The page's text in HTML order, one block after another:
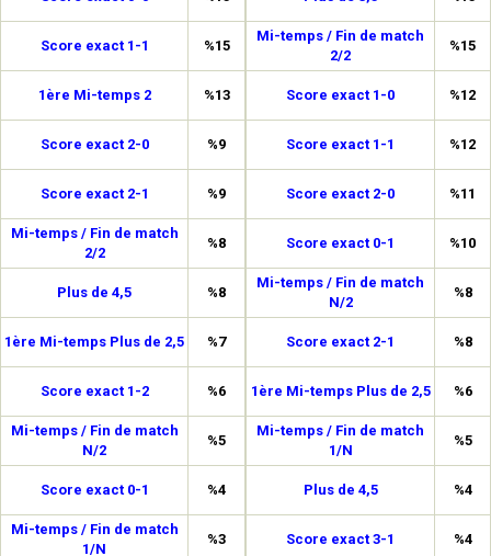
Score exact 1-1 %15
1ère Mi-temps 2 %13
Score exact 2-0 %9
Score exact 2-1 %9
Mi-temps / Fin de match
2/2
%8
Plus de 4,5 %8
1ère Mi-temps Plus de 2,5 %7
Score exact 1-2 %6
Mi-temps / Fin de match
N/2
%5
Score exact 0-1 %4
Mi-temps / Fin de match
1/N
%3
Mi-temps / Fin de match
2/2
%15
Score exact 1-0 %12
Score exact 1-1 %12
Score exact 2-0 %11
Score exact 0-1 %10
Mi-temps / Fin de match
N/2
%8
Score exact 2-1 %8
1ère Mi-temps Plus de 2,5 %6
Mi-temps / Fin de match
1/N
%5
Plus de 4,5 %4
Score exact 3-1 %4